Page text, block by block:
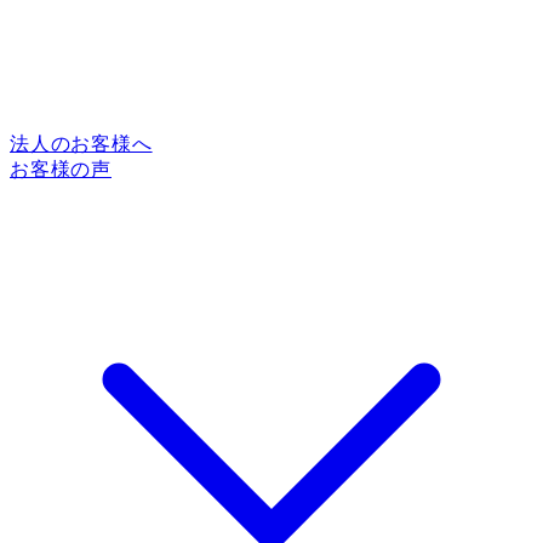
法人のお客様へ
お客様の声